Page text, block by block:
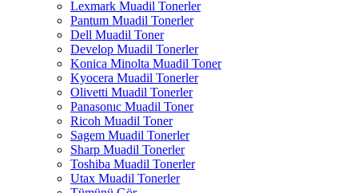
Lexmark Muadil Tonerler
Pantum Muadil Tonerler
Dell Muadil Toner
Develop Muadil Tonerler
Konica Minolta Muadil Toner
Kyocera Muadil Tonerler
Olivetti Muadil Tonerler
Panasonıc Muadil Toner
Ricoh Muadil Toner
Sagem Muadil Tonerler
Sharp Muadil Tonerler
Toshiba Muadil Tonerler
Utax Muadil Tonerler